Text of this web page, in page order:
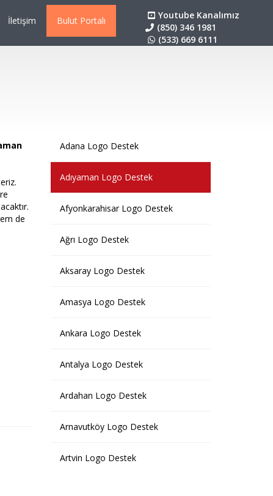
İletişim Bulut Portalı
Youtube Kanalımız
(850) 346 1981
(533) 669 6111
de
Adana Logo Destek
Adıyaman Logo Destek
Afyonkarahisar Logo Destek
Ağrı Logo Destek
Aksaray Logo Destek
Amasya Logo Destek
Ankara Logo Destek
Antalya Logo Destek
Ardahan Logo Destek
Arnavutköy Logo Destek
Artvin Logo Destek